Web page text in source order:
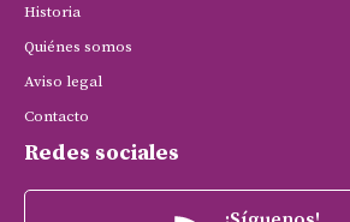
Historia
Quiénes somos
Aviso legal
Contacto
Redes sociales